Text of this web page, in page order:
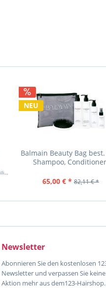
NEU
Balmain Beauty Bag
Shampoo,
65,00 € * 82,11 € *
Newsletter
Abonnieren Sie den kostenlosen
Newsletter und verpassen Sie
Aktion mehr aus dem123-Hairshop.